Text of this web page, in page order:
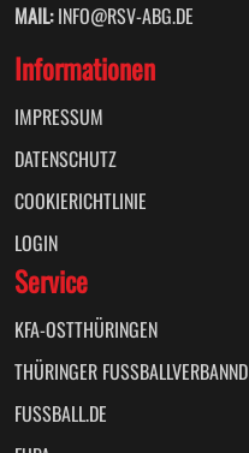
MAIL:INFO@RSV-ABG.DE
Informationen
IMPRESSUM
DATENSCHUTZ
COOKIERICHTLINIE
LOGIN
Service
KFA-OSTTHÜRINGEN
THÜRINGER FUSSBALLVERBANND
FUSSBALL.DE